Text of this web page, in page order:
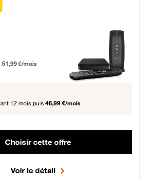
Fibre
12 mois puis 51,99 € par mois, Engagement 12 mois
51,99 €/mois
12 mois puis 46,99 €/mois
Choisir cette offre
Voir le détail